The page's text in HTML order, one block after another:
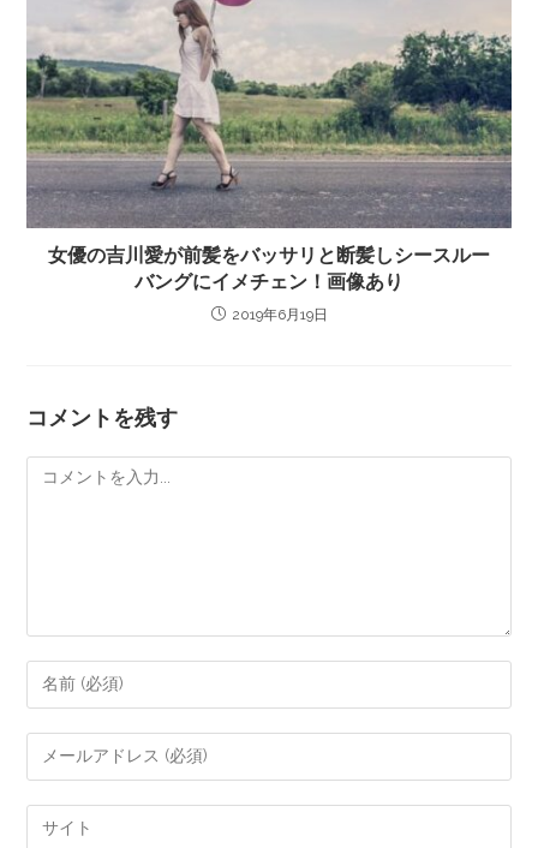
女優の吉川愛が前髪をバッサリと断髪しシースルー
バングにイメチェン！画像あり
2019年6月19日
コメントを残す